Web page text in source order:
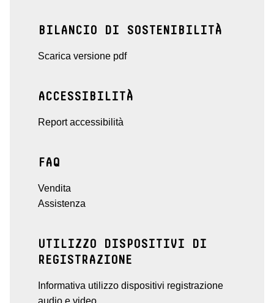
BILANCIO DI SOSTENIBILITÀ
Scarica versione pdf
ACCESSIBILITÀ
Report accessibilità
FAQ
Vendita
Assistenza
UTILIZZO DISPOSITIVI DI
REGISTRAZIONE
Informativa utilizzo dispositivi registrazione
audio e video